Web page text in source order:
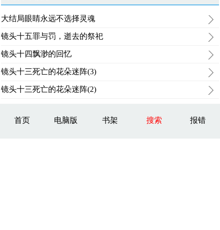
大结局眼睛永远不选择灵魂
镜头十五罪与罚，逝去的祭祀
镜头十四飘渺的回忆
镜头十三死亡的花朵迷阵(3)
镜头十三死亡的花朵迷阵(2)
首页 电脑版 书架 搜索 报错